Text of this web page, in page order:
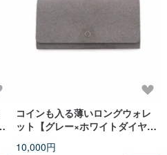
コインも入る薄いロングウォレ
ット【グレー×ホワイトダイヤ内
10,000円